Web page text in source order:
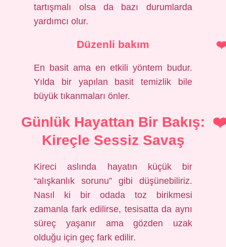
tartışmalı olsa da bazı durumlarda
yardımcı olur.
Düzenli bakım
En basit ama en etkili yöntem budur.
Yılda bir yapılan basit temizlik bile
büyük tıkanmaları önler.
Günlük Hayattan Bir Bakış:
Kireçle Sessiz Savaş
Kireci aslında hayatın küçük bir
“alışkanlık sorunu” gibi düşünebiliriz.
Nasıl ki bir odada toz birikmesi
zamanla fark edilirse, tesisatta da aynı
süreç yaşanır ama gözden uzak
olduğu için geç fark edilir.